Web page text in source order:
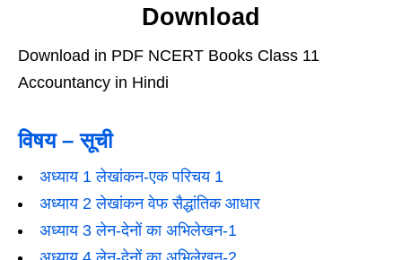
Download
Download in PDF NCERT Books Class 11
Accountancy in Hindi
विषय – सूची
अध्याय 1 लेखांकन-एक परिचय 1
अध्याय 2 लेखांकन वेफ सैद्धांतिक आधार
अध्याय 3 लेन-देनों का अभिलेखन-1